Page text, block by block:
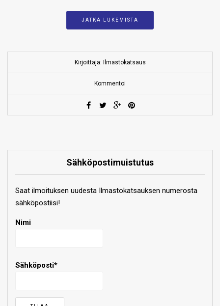
JATKA LUKEMISTA
Kirjoittaja: Ilmastokatsaus
Kommentoi
Sähköpostimuistutus
Saat ilmoituksen uudesta Ilmastokatsauksen numerosta
sähköpostiisi!
Nimi
Sähköposti*